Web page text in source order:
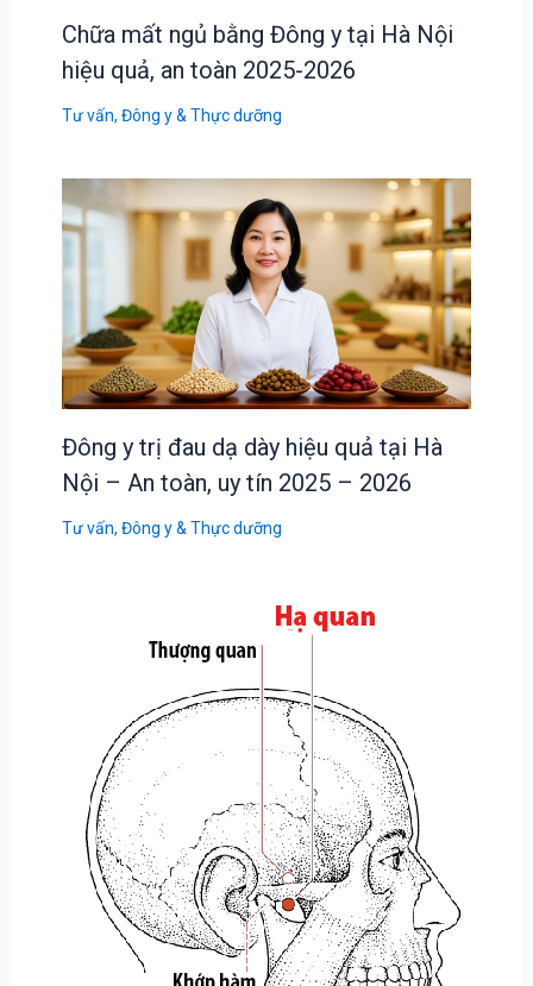
Chữa mất ngủ bằng Đông y tại Hà Nội
hiệu quả, an toàn 2025-2026
Tư vấn, Đông y & Thực dưỡng
Đông y trị đau dạ dày hiệu quả tại Hà
Nội – An toàn, uy tín 2025 – 2026
Tư vấn, Đông y & Thực dưỡng